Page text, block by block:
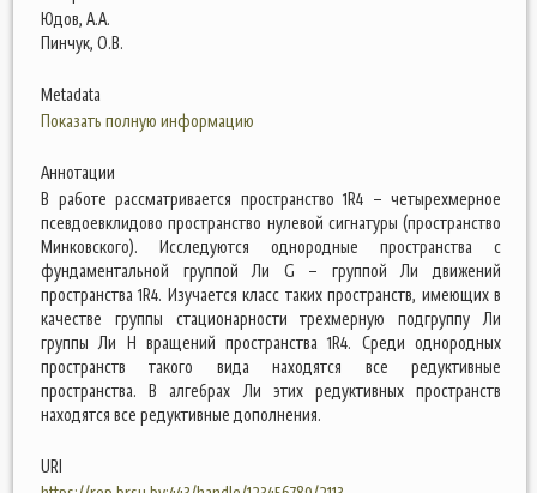
Юдов, А.А.
Пинчук, О.В.
Metadata
Показать полную информацию
Аннотации
В работе рассматривается пространство 1R4 – четырехмерное
псевдоевклидово пространство нулевой сигнатуры (пространство
Минковского). Исследуются однородные пространства с
фундаментальной группой Ли G – группой Ли движений
пространства 1R4. Изучается класс таких пространств, имеющих в
качестве группы стационарности трехмерную подгруппу Ли
группы Ли Н вращений пространства 1R4. Среди однородных
пространств такого вида находятся все редуктивные
пространства. В алгебрах Ли этих редуктивных пространств
находятся все редуктивные дополнения.
URI